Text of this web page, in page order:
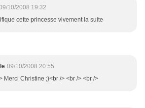
10/2008 19:32
cette princesse vivement la suite
09/10/2008 20:55
Merci Christine ;)<br /> <br /> <br />